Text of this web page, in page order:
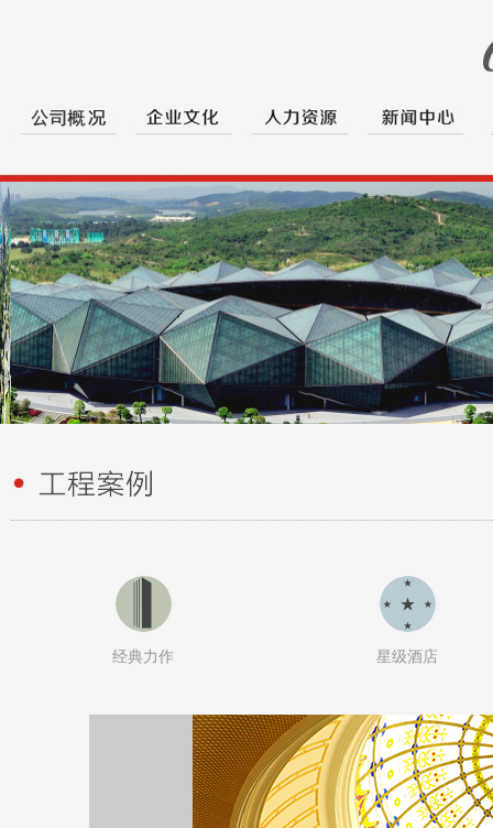
经典力作 星级酒店